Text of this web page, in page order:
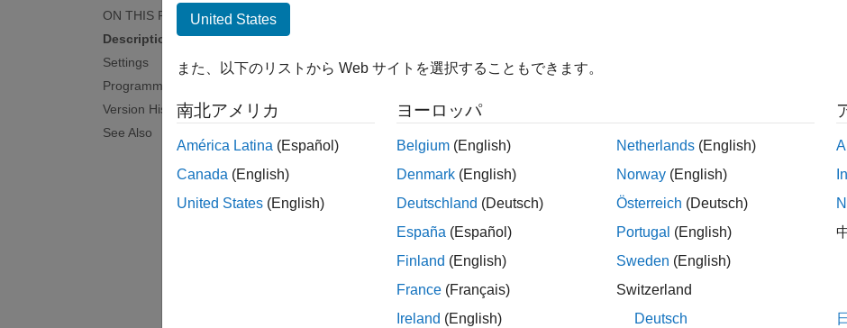
ON THIS PAGE
Description
Settings
Programmatic Use
Version History
See Also
The Record coverage for referenced models
Note
TheRecord coverage for referenced modelsparameter is not
To analyze coverage for referenced models, setScope of
To specify which referenced models to analyze, use Select Models
Settings
United States
また、以下のリストから Web サイトを選択することもできます。
南北アメリカ
América Latina (Español)
Canada (English)
United States (English)
ヨーロッパ
Belgium (English)
Denmark (English)
Deutschland (Deutsch)
España (Español)
Finland (English)
France (Français)
Ireland (English)
Netherlands (English)
Norway (English)
Österreich (Deutsch)
Portugal (English)
Sweden (English)
Switzerland
Deutsch